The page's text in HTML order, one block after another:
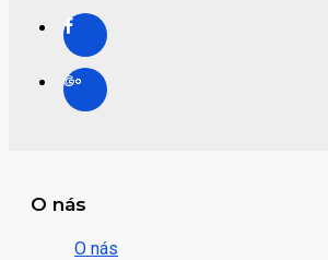
O nás
O nás